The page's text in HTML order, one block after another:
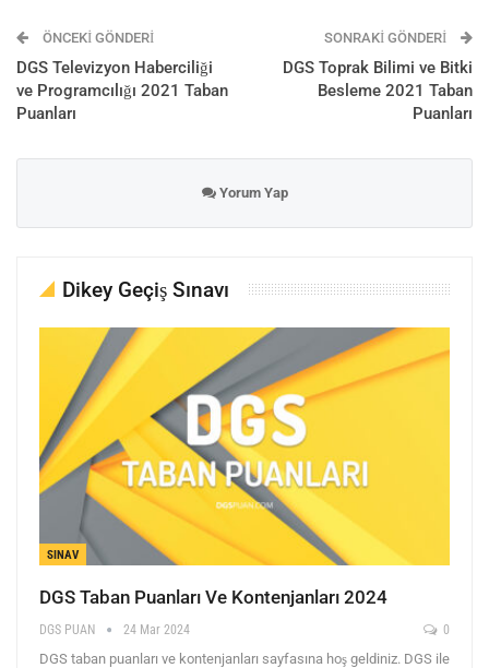
ÖNCEKI GÖNDERI
DGS Televizyon Haberciliği
ve Programcılığı 2021 Taban
Puanları
SONRAKI GÖNDERI
DGS Toprak Bilimi ve Bitki
Besleme 2021 Taban
Puanları
Yorum Yap
Dikey Geçiş Sınavı
SINAV
DGS Taban Puanları Ve Kontenjanları 2024
DGS PUAN 24 Mar 2024 0
DGS taban puanları ve kontenjanları sayfasına hoş geldiniz. DGS ile